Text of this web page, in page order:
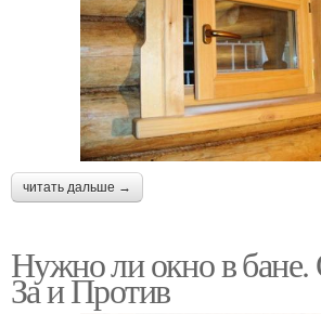
читать дальше →
Нужно ли окно в бане.
За и Против